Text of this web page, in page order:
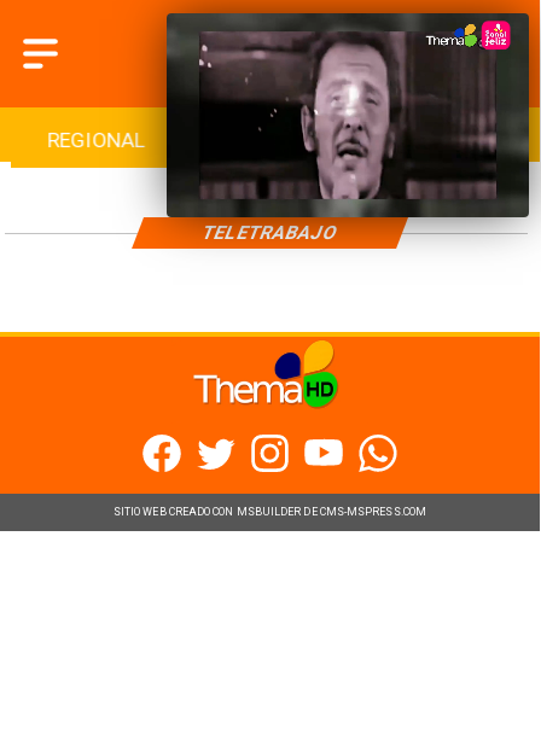
REGIONAL INTERNACIONAL DEPORTES
TELETRABAJO
SITIO WEB CREADO CON MSBUILDER DE CMS-MSPRESS.COM